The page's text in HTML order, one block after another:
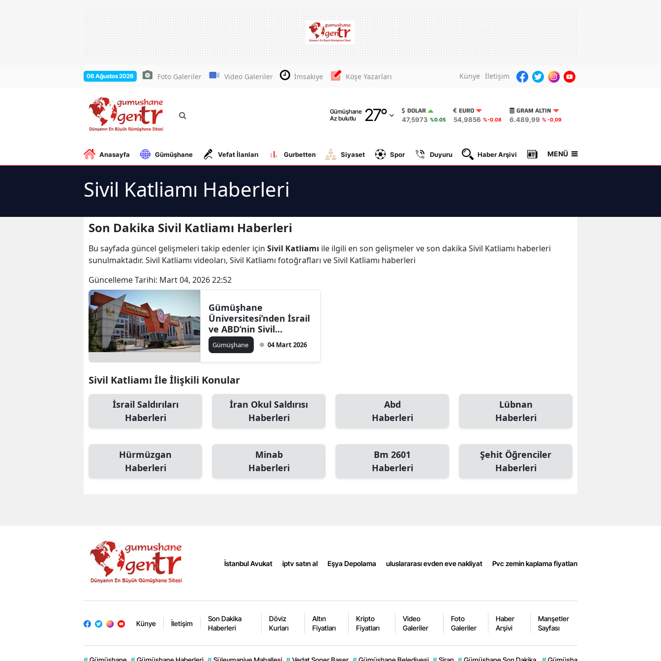
06 Ağustos 2026 Foto Galeriler Video Galeriler İmsakiye Köşe Yazarları Künye İletişim
Gümüşhane
Az bulutlu
27°
Adana
Adıyaman
Afyonkarahisar
Amasya
Antalya
Bingöl
Çorum
Hakkari
Hatay
DOLAR
47,5973 %0.05
EURO
54,9856 %-0.08
GRAM ALTIN
6.489,99 % -0,09
Anasayfa Gümüşhane Vefat İlanları Gurbetten Siyaset Spor Duyuru Haber Arşivi Gazete Manşetleri
MENÜ
Sivil Katliamı Haberleri
Son Dakika Sivil Katliamı Haberleri
Bu sayfada güncel gelişmeleri takip edenler için Sivil Katliamı ile ilgili en son gelişmeler ve son dakika Sivil Katliamı haberleri
sunulmaktadır. Sivil Katliamı videoları, Sivil Katliamı fotoğrafları ve Sivil Katliamı haberleri
Güncelleme Tarihi: Mart 04, 2026 22:52
Gümüşhane
Üniversitesi’nden İsrail
ve ABD’nin Sivil
Katliamlarına Sert
Tepki
Gümüşhane 04 Mart 2026
Sivil Katliamı İle İlişkili Konular
İsrail Saldırıları
Haberleri
İran Okul Saldırısı
Haberleri
Abd
Haberleri
Lübnan
Haberleri
Hürmüzgan
Haberleri
Minab
Haberleri
Bm 2601
Haberleri
Şehit Öğrenciler
Haberleri
İstanbul Avukat iptv satın al Eşya Depolama uluslararası evden eve nakliyat Pvc zemin kaplama fiyatları
Künye İletişim
Son Dakika
Haberleri
Döviz
Kurları
Altın
Fiyatları
Kripto
Fiyatları
Video
Galeriler
Foto
Galeriler
Haber
Arşivi
Manşetler
Sayfası